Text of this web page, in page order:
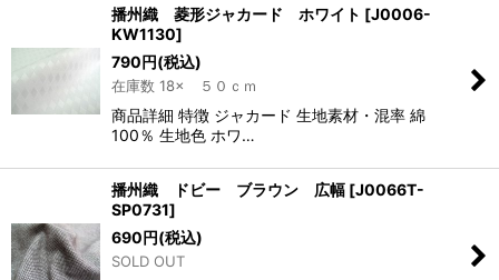
播州織 菱形ジャカード ホワイト [J0006-
KW1130]
790円(税込)
在庫数 18× ５０ｃｍ
商品詳細 特徴 ジャカード 生地素材・混率 綿
100％ 生地色 ホワ…
播州織 ドビー ブラウン 広幅 [J0066T-
SP0731]
690円(税込)
SOLD OUT